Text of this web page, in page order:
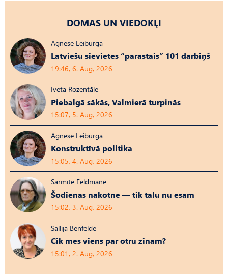
DOMAS UN VIEDOKĻI
Agnese Leiburga
Latviešu sievietes “parastais” 101 darbiņš
19:46, 6. Aug, 2026
Iveta Rozentāle
Piebalgā sākās, Valmierā turpinās
15:07, 5. Aug, 2026
Agnese Leiburga
Konstruktīvā politika
15:05, 4. Aug, 2026
Sarmīte Feldmane
Šodienas nākotne — tik tālu nu esam
15:02, 3. Aug, 2026
Sallija Benfelde
Cik mēs viens par otru zinām?
15:01, 2. Aug, 2026